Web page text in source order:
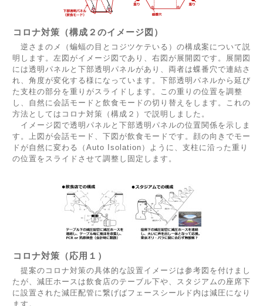
コロナ対策（構成２のイメージ図）
逆さまのメ（蝙蝠の目とコジツケテいる）の構成案について説
明します。左図がイメージ図であり、右図が展開図です。展開図
には透明パネルと下部透明パネルがあり、両者は蝶番穴で連結さ
れ、角度が変化する様になっています。下部透明パネルから延び
た支柱の部分を重りがスライドします。この重りの位置を調整
し、自然に会話モードと飲食モードの切り替えをします。これの
方法としてはコロナ対策（構成２）で説明しました。
イメージ図で透明パネルと下部透明パネルの位置関係を示しま
す。上図が会話モード、下図が飲食モードです。顔の向きでモー
ドが自然に変わる（Auto Isolation）ように、支柱に沿った重り
の位置をスライドさせて調整し固定します。
コロナ対策（応用１）
提案のコロナ対策の具体的な設置イメージは参考図を付けまし
たが、減圧ホースは飲食店のテーブル下や、スタジアムの座席下
に設置された減圧配管に繋げばフェースシールド内は減圧になり
ます。